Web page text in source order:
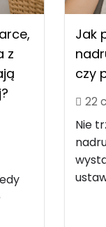
z
Jak
czy
22
Nie